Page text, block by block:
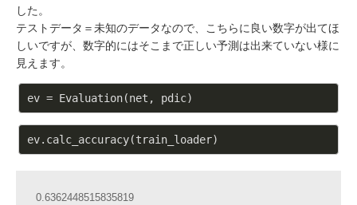
した。
テストデータ＝未知のデータなので、こちらに良い数字が出てほ
しいですが、数字的にはそこまで正しい予測は出来ていない様に
見えます。
0.6362448515835819